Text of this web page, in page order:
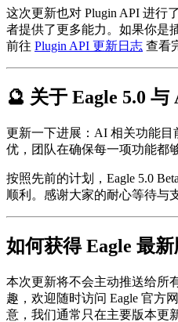
这次更新也对 Plugin API 进行
者提供了更多能力。如果你是
前往 Plugin API 更新日志 查看
🔮 关于 Eagle 5.0
更新一下进展：AI 相关功能目
优，团队在确保每一项功能都
按照先前的计划，Eagle 5.0
顺利。感谢大家的耐心等待与
如何获得 Eagle 最
本次更新将不会主动推送给所
趣，欢迎随时访问 Eagle 官方
意，我们通常只在主要版本更